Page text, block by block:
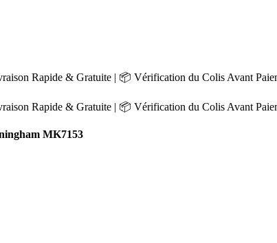
Rapide & Gratuite | 📦 Vérification du Colis Avant
Rapide & Gratuite | 📦 Vérification du Colis Avant
MK7153